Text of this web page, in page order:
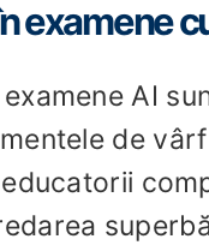
examene
AI
de